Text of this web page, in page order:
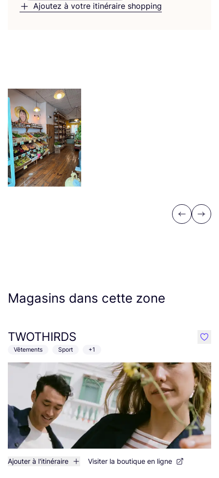
Ajoutez à votre itinéraire shopping
Previous
Next
Magasins dans cette zone
TWOTHIRDS
Vêtements Sport +1
Ajouter à l'itinéraire Visiter la boutique en ligne
like